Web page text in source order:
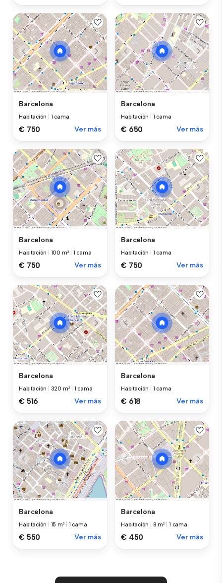
Barcelona
Habitación 1 cama
€ 750 Ver más
Barcelona
Habitación 1 cama
€ 650 Ver más
Barcelona
Habitación 100 m² 1 cama
€ 750 Ver más
Barcelona
Habitación 1 cama
€ 750 Ver más
Barcelona
Habitación 320 m² 1 cama
€ 516 Ver más
Barcelona
Habitación 1 cama
€ 618 Ver más
Barcelona
Habitación 15 m² 1 cama
€ 550 Ver más
Barcelona
Habitación 8 m² 1 cama
€ 450 Ver más